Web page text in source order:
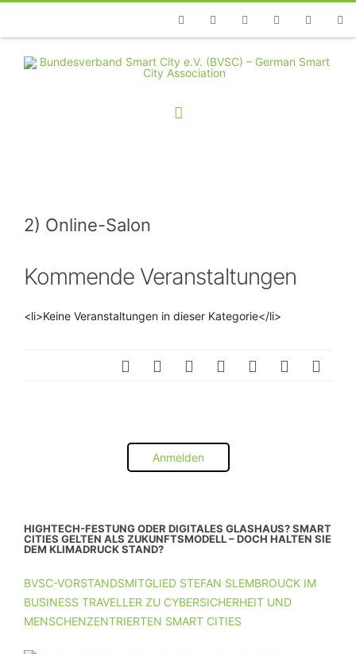
TelefonFacebookTwitterYoutubeInstagramLinkedin
2) Online-Salon
Kommende Veranstaltungen
<li>Keine Veranstaltungen in dieser Kategorie</li>
Anmelden
HIGHTECH-FESTUNG ODER DIGITALES GLASHAUS? SMART
CITIES GELTEN ALS ZUKUNFTSMODELL – DOCH HALTEN SIE
DEM KLIMADRUCK STAND?
BVSC-VORSTANDSMITGLIED STEFAN SLEMBROUCK IM
BUSINESS TRAVELLER ZU CYBERSICHERHEIT UND
MENSCHENZENTRIERTEN SMART CITIES